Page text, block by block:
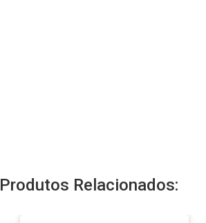
Produtos Relacionados: